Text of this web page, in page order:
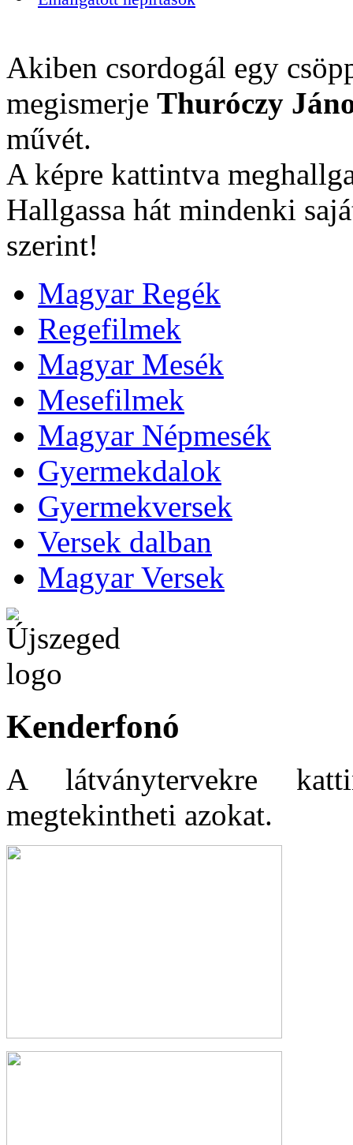
Akiben csordogál egy
megismerje Thuróczy
művét.
A képre kattintva
Hallgassa hát mindenki
szerint!
Magyar Regék
Regefilmek
Magyar Mesék
Mesefilmek
Magyar Népmesék
Gyermekdalok
Gyermekversek
Versek dalban
Magyar Versek
Kenderfonó
A látványtervekre
megtekintheti azokat.